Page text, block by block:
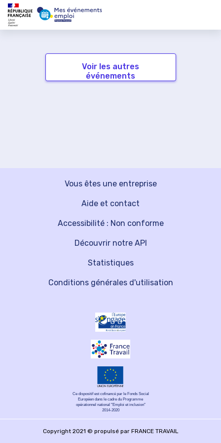
Voir les autres
événements
Vous êtes une entreprise
Découvrir notre API
Aide et contact
Statistiques
Accessibilité : Non conforme
Conditions générales d'utilisation
Ce dispositif est cofinancé par le Fonds Social
Européen dans le cadre du Programme
opérationnel national "Emploi et inclusion"
2014-2020
Copyright 2021 © propulsé par FRANCE TRAVAIL